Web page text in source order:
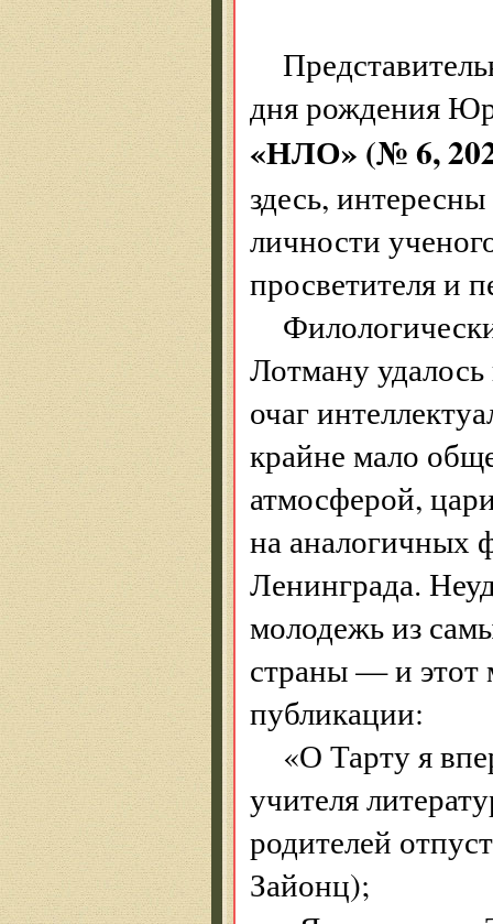
дня рождения
«НЛО» (№ 6,
здесь,
личности
просветителя и
Лотману
очаг
крайне мало
атмосферой,
на аналогичных
Ленинграда.
молодежь из
страны — и этот
публикации:
«О Тарту я
учителя
родителей
Зайонц);